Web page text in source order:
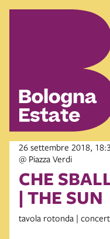
26 settembre 2018,
@ Piazza Verdi
CHE
| THE SUN
tavola rotonda |